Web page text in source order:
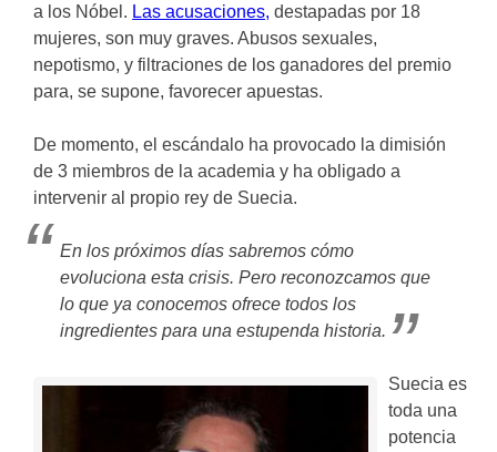
a los Nóbel. Las acusaciones, destapadas por 18
mujeres, son muy graves. Abusos sexuales,
nepotismo, y filtraciones de los ganadores del premio
para, se supone, favorecer apuestas.
De momento, el escándalo ha provocado la dimisión
de 3 miembros de la academia y ha obligado a
intervenir al propio rey de Suecia.
En los próximos días sabremos cómo
evoluciona esta crisis. Pero reconozcamos que
lo que ya conocemos ofrece todos los
ingredientes para una estupenda historia.
Suecia es
toda una
potencia